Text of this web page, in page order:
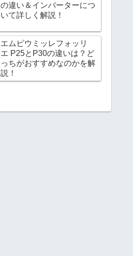
の違い＆インバーターにつ
いて詳しく解説！
エムピウミッレフォッリ
エ P25とP30の違いは？ど
っちがおすすめなのかを解
説！